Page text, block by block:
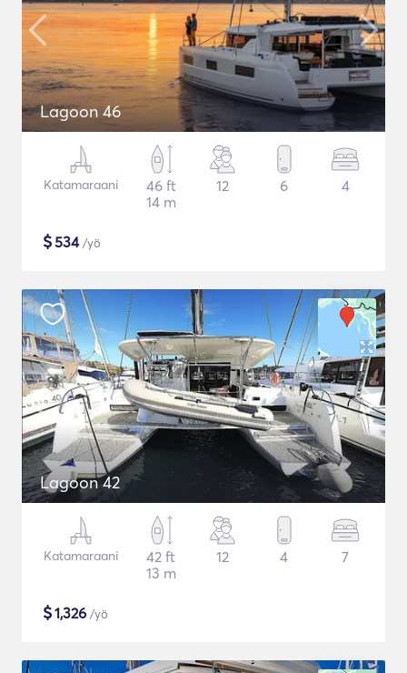
Lagoon 46
Katamaraani
46 ft
14 m
12 6 4
$534/yö
Lagoon 42
Katamaraani
42 ft
13 m
12 4 7
$1,326 /yö